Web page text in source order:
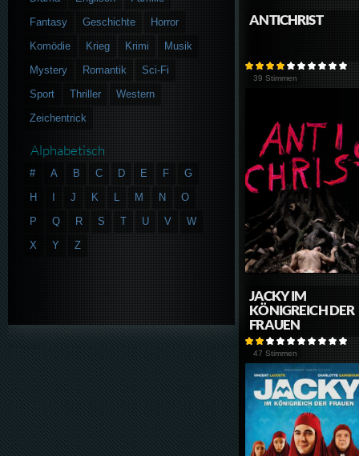
ANTICHRIST
39 Stimmen
JACKY IM
KÖNIGREICH DER
FRAUEN
47 Stimmen
Fantasy
Geschichte
Horror
Komödie
Krieg Krimi
Musik
Mystery
Romantik
Sci-Fi
Sport
Thriller
Western
Zeichentrick
Alphabetisch
# A B C D E F
G
H
J K L M N
O
P
Q R S T U V
W
X
Y Z